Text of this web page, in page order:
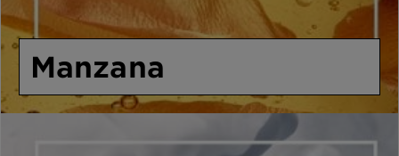
Manzana